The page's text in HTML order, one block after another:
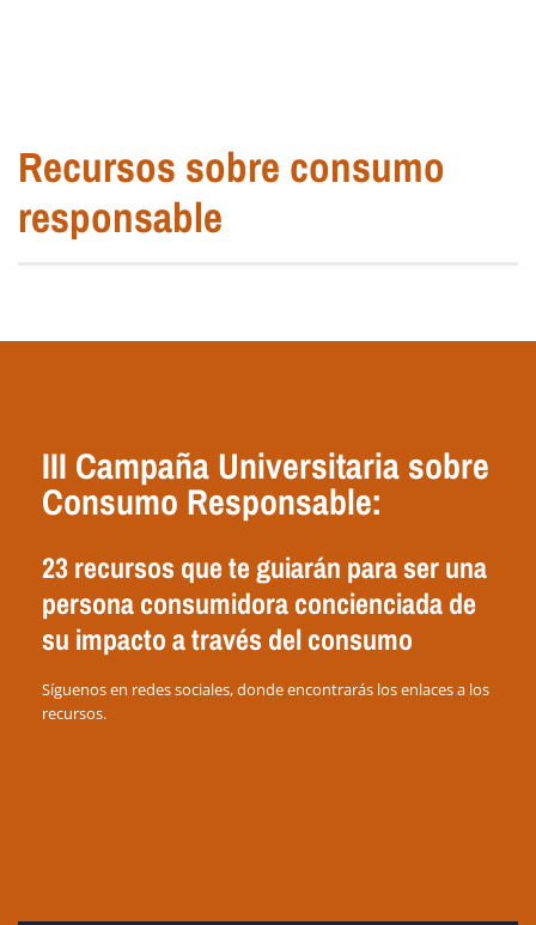
Recursos sobre consumo
responsable
III Campaña Universitaria sobre
Consumo Responsable:
23 recursos que te guiarán para ser una
persona consumidora concienciada de
su impacto a través del consumo
Síguenos en redes sociales, donde encontrarás los enlaces a los
recursos.